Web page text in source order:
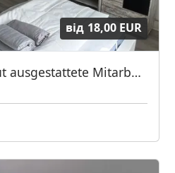
від 18,00 EUR
Zentral gelegen, gut ausgestattete Mitarbeiterunterkünfte